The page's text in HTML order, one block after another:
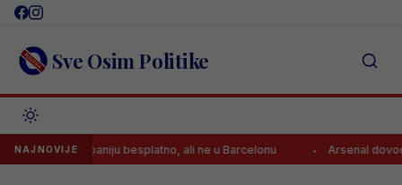
Skip
content Sve Osim Politike
NAJNOVIJE
u Španiju besplatno, ali ne u Barcelonu Arsenal dovodi